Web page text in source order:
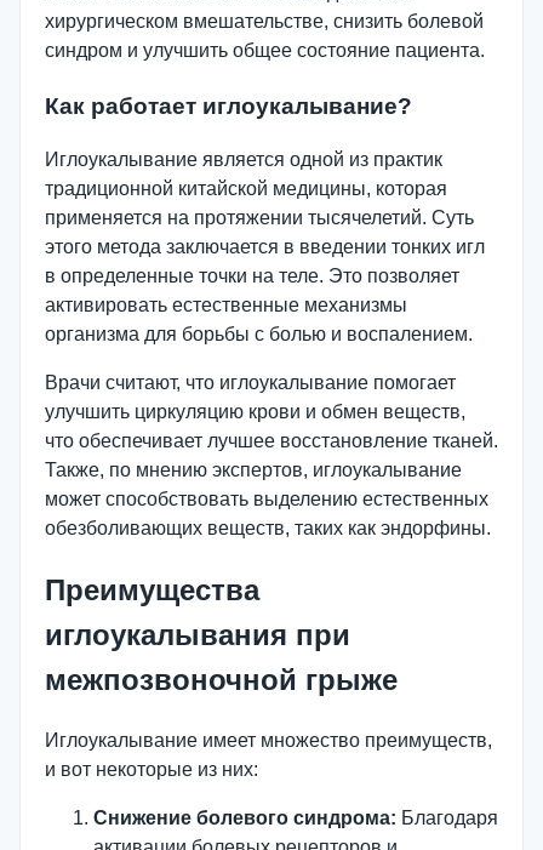
хирургическом вмешательстве, снизить болевой
синдром и улучшить общее состояние пациента.
Как работает иглоукалывание?
Иглоукалывание является одной из практик
традиционной китайской медицины, которая
применяется на протяжении тысячелетий. Суть
этого метода заключается в введении тонких игл
в определенные точки на теле. Это позволяет
активировать естественные механизмы
организма для борьбы с болью и воспалением.
Врачи считают, что иглоукалывание помогает
улучшить циркуляцию крови и обмен веществ,
что обеспечивает лучшее восстановление тканей.
Также, по мнению экспертов, иглоукалывание
может способствовать выделению естественных
обезболивающих веществ, таких как эндорфины.
Преимущества
иглоукалывания при
межпозвоночной грыже
Иглоукалывание имеет множество преимуществ,
и вот некоторые из них:
Снижение болевого синдрома: Благодаря